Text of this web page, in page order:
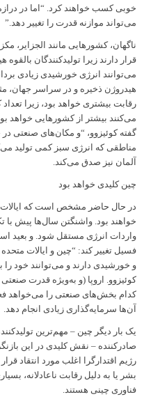
خوبی کسب خواهند کرد. “اما در
می‌تواند موازنه قدرت را تغییر دهد.”
ناگهان، کشورهایی مانند الجزایر،
قرار دارند زیرا تولیدکنندگان
می‌توانند انرژی خورشیدی زیادی
هیدروژن ذخیره و در سراسر جهان،
رقابت بیشتری خواهد بود، زیرا
می‌کنند بیشتر از کشورهایی خواهد
گفته کوئیزوو، “و مکان‌های صنعتی
مناطقی که انرژی سبز کمی تولید
آلمان نیز صدق می‌کند.
چین کلیدی خواهد بود
در حال حاضر مشخص است که ایالات
خواهند بود. واشنگتن سال‌ها پیش با
واردات انرژی مستقل شود. و بعید
فسیل تغییر کند: “چین و ایالات
و خورشیدی دارند و می‌توانند خود را
کوئیزوو. اروپا (و به‌ویژه قدرت
کدام بخش‌های صنعتی را می‌خواهد
آن‌ها سرمایه‌گذاری زیادی انجام دهد.
یک بار دیگر چین – مهم‌ترین
صادرکننده – نقش کلیدی در این
رژیم اقتدارگرا اغلب مورد انتقاد
بشر یا به دلیل رقابت ناعادلانه،
فناوری چینی هستند.